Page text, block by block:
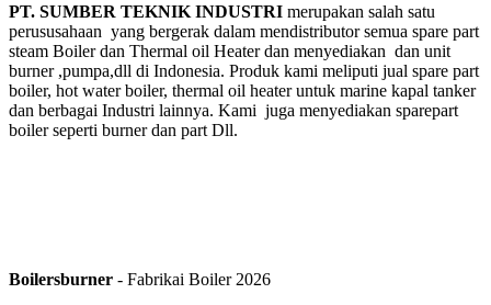
PT. SUMBER TEKNIK INDUSTRI merupakan salah satu
perususahaan yang bergerak dalam mendistributor semua spare part
steam Boiler dan Thermal oil Heater dan menyediakan dan unit
burner ,pumpa,dll di Indonesia. Produk kami meliputi jual spare part
boiler, hot water boiler, thermal oil heater untuk marine kapal tanker
dan berbagai Industri lainnya. Kami juga menyediakan sparepart
boiler seperti burner dan part Dll.
Boilersburner - Fabrikai Boiler 2026